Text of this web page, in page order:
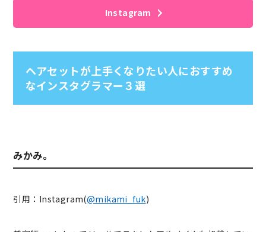
Instagram
ヘアセットが上手くなりたい人におすすめ
なインスタグラマー３選
みかみ。
引用：Instagram(@mikami_fuk)